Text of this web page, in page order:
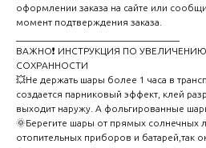
оформлении заказа на сайте или
момент подтверждения заказа.
ВАЖНО❗ ИНСТРУКЦИЯ ПО
СОХРАННОСТИ
💥Не держать шары более 1 часа в
создается парниковый эффект, клей
выходит наружу. А фольгированные
🌞Берегите шары от прямых солнечных
отопительных приборов и батарей,так